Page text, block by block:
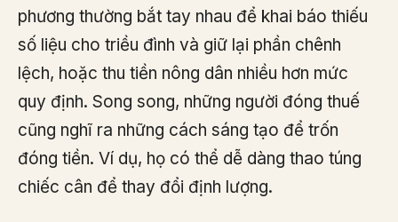
phương thường bắt tay nhau để khai báo thiếu
số liệu cho triều đình và giữ lại phần chênh
lệch, hoặc thu tiền nông dân nhiều hơn mức
quy định. Song song, những người đóng thuế
cũng nghĩ ra những cách sáng tạo để trốn
đóng tiền. Ví dụ, họ có thể dễ dàng thao túng
chiếc cân để thay đổi định lượng.